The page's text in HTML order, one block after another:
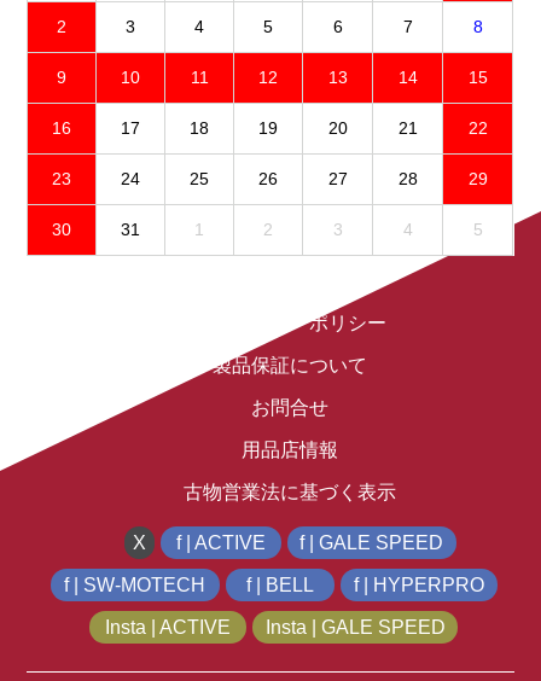
2 3 4 5 6 7 8
9 10 11 12 13 14 15
16 17 18 19 20 21 22
23 24 25 26 27 28 29
30 31 1 2 3 4 5
プライバシーポリシー
製品保証について
お問合せ
用品店情報
古物営業法に基づく表示
X f | ACTIVE f | GALE SPEED
f | SW-MOTECH f | BELL f | HYPERPRO
Insta | ACTIVE Insta | GALE SPEED